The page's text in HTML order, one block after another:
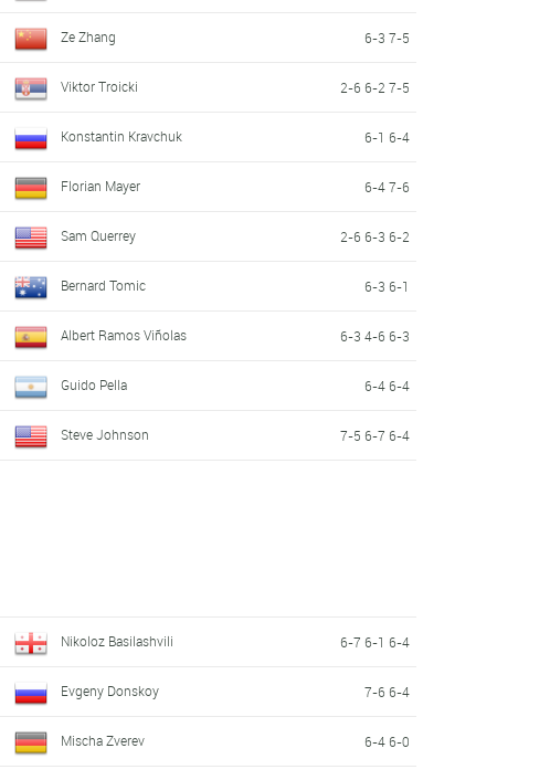
Ze Zhang 6-3 7-5
Viktor Troicki 2-6 6-2 7-5
Konstantin Kravchuk 6-1 6-4
Florian Mayer 6-4 7-6
Sam Querrey 2-6 6-3 6-2
Bernard Tomic 6-3 6-1
Albert Ramos Viñolas 6-3 4-6 6-3
Guido Pella 6-4 6-4
Steve Johnson 7-5 6-7 6-4
Nikoloz Basilashvili 6-7 6-1 6-4
Evgeny Donskoy 7-6 6-4
Mischa Zverev 6-4 6-0